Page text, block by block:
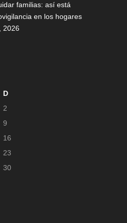
familias: así está
en los hogares
2026
D
2
9
16
23
30